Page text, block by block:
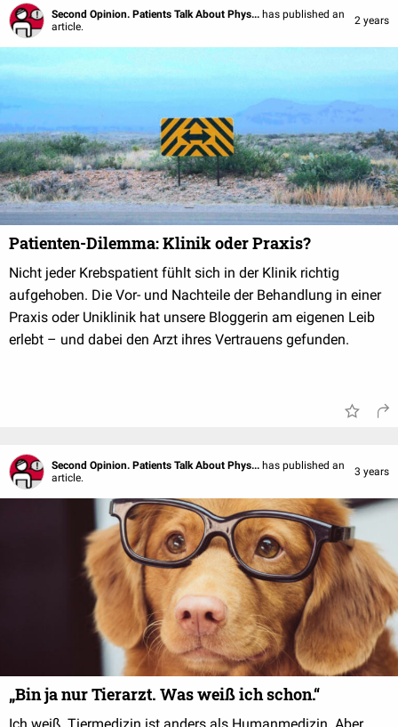
Second Opinion. Patients Talk About Phys... has published an
article.
2 years
Patienten-Dilemma: Klinik oder Praxis?
Nicht jeder Krebspatient fühlt sich in der Klinik richtig
aufgehoben. Die Vor- und Nachteile der Behandlung in einer
Praxis oder Uniklinik hat unsere Bloggerin am eigenen Leib
erlebt – und dabei den Arzt ihres Vertrauens gefunden.
Second Opinion. Patients Talk About Phys... has published an
article.
3 years
„Bin ja nur Tierarzt. Was weiß ich schon.“